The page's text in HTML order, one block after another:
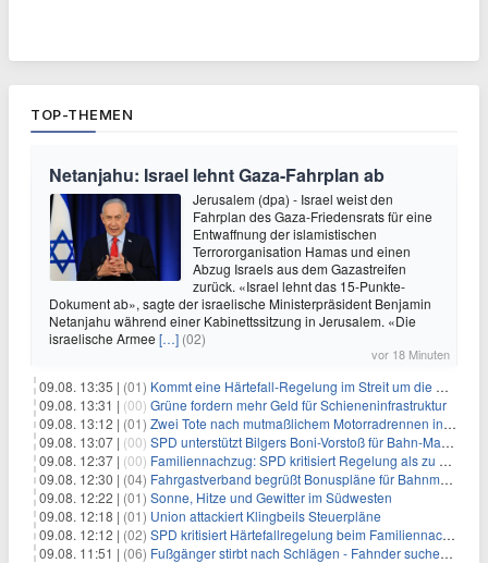
TOP-THEMEN
Netanjahu: Israel lehnt Gaza-Fahrplan ab
Jerusalem (dpa) - Israel weist den
Fahrplan des Gaza-Friedensrats für eine
Entwaffnung der islamistischen
Terrororganisation Hamas und einen
Abzug Israels aus dem Gazastreifen
zurück. «Israel lehnt das 15-Punkte-
Dokument ab», sagte der israelische Ministerpräsident Benjamin
Netanjahu während einer Kabinettssitzung in Jerusalem. «Die
israelische Armee […] (02)
vor 18 Minuten
09.08. 13:35 | (01) Kommt eine Härtefall-Regelung im Streit um die Rente mit 63?
09.08. 13:31 | (00) Grüne fordern mehr Geld für Schieneninfrastruktur
09.08. 13:12 | (01) Zwei Tote nach mutmaßlichem Motorradrennen in Köln
09.08. 13:07 | (00) SPD unterstützt Bilgers Boni-Vorstoß für Bahn-Manager
09.08. 12:37 | (00) Familiennachzug: SPD kritisiert Regelung als zu streng
09.08. 12:30 | (04) Fahrgastverband begrüßt Bonuspläne für Bahnmanager
09.08. 12:22 | (01) Sonne, Hitze und Gewitter im Südwesten
09.08. 12:18 | (01) Union attackiert Klingbeils Steuerpläne
09.08. 12:12 | (02) SPD kritisiert Härtefallregelung beim Familiennachzug als zu streng
09.08. 11:51 | (06) Fußgänger stirbt nach Schlägen - Fahnder suchen Autofahrer